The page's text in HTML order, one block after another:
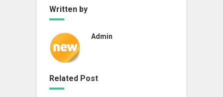
Written by
Admin
Related Post